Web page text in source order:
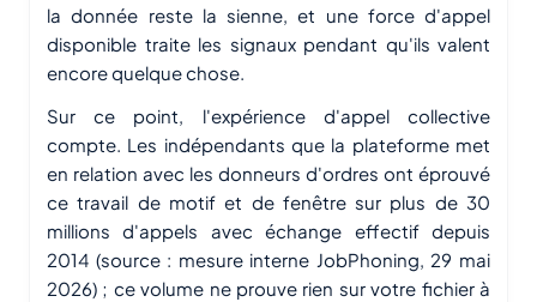
la donnée reste la sienne, et une force d'appel
disponible traite les signaux pendant qu'ils valent
encore quelque chose.
Sur ce point, l'expérience d'appel collective
compte. Les indépendants que la plateforme met
en relation avec les donneurs d'ordres ont éprouvé
ce travail de motif et de fenêtre sur plus de 30
millions d'appels avec échange effectif depuis
2014 (source : mesure interne JobPhoning, 29 mai
2026) ; ce volume ne prouve rien sur votre fichier à